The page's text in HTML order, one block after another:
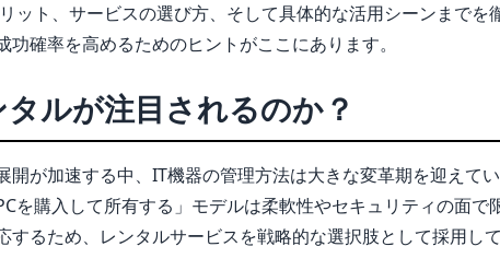
ット、サービスの選び方、そして具体的な活用シーンまでを
確率を高めるためのヒントがここにあります。
ルが注目されるのか？
が加速する中、IT機器の管理方法は大きな変革期を迎えて
を購入して所有する」モデルは柔軟性やセキュリティの面で
るため、レンタルサービスを戦略的な選択肢として採用して